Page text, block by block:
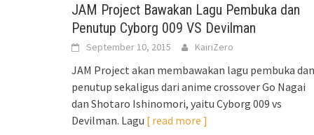
JAM Project Bawakan Lagu Pembuka dan
Penutup Cyborg 009 VS Devilman
September 10, 2015 KairiZero
JAM Project akan membawakan lagu pembuka dan
penutup sekaligus dari anime crossover Go Nagai
dan Shotaro Ishinomori, yaitu Cyborg 009 vs
Devilman. Lagu [ read more ]